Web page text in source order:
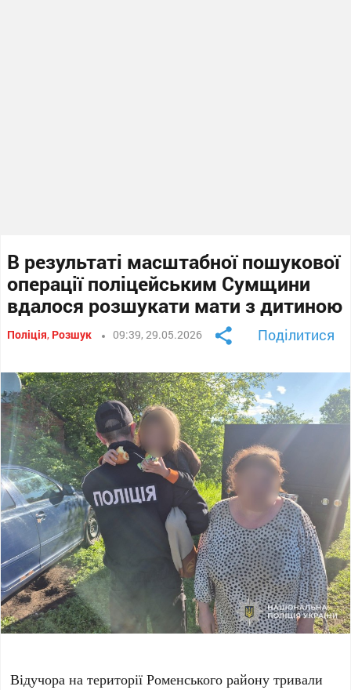
В результаті масштабної пошукової
операції поліцейським Сумщини
вдалося розшукати мати з дитиною
Поліція, Розшук 09:39, 29.05.2026 Поділитися
Відучора на території Роменського району тривали